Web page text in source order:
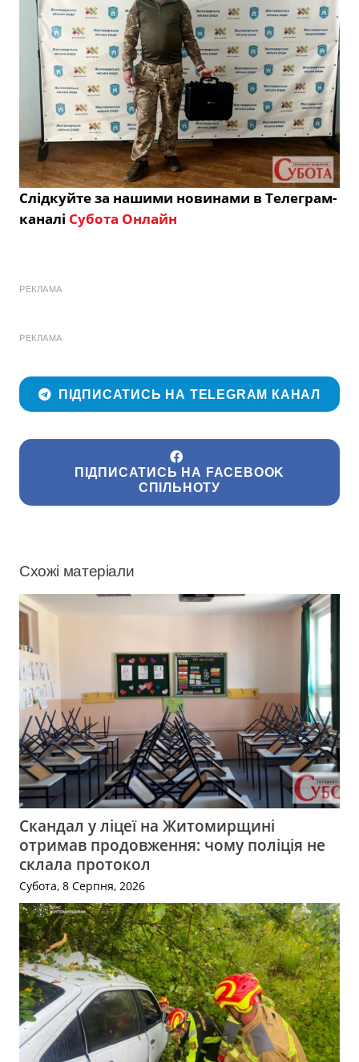
Слідкуйте за нашими новинами в Телеграм-
каналі Субота Онлайн
РЕКЛАМА
РЕКЛАМА
ПІДПИСАТИСЬ НА TELEGRAM КАНАЛ
ПІДПИСАТИСЬ НА FACEBOOK
СПІЛЬНОТУ
Схожі матеріали
Скандал у ліцеї на Житомирщині
отримав продовження: чому поліція не
склала протокол
Субота, 8 Серпня, 2026